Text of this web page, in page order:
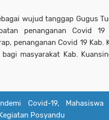
wujud tanggap Gugus
penanganan Covid
penanganan Covid 19 Kab.
masyarakat Kab.
Covid-19, Mahasiswa
Posyandu